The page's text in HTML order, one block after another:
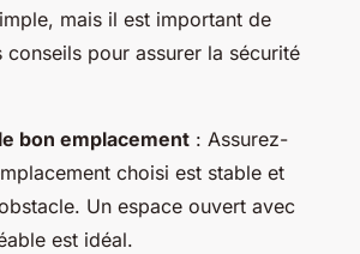
mais il est important de
conseils pour assurer la sécurité
bon emplacement : Assurez-
choisi est stable et
Un espace ouvert avec
est idéal.